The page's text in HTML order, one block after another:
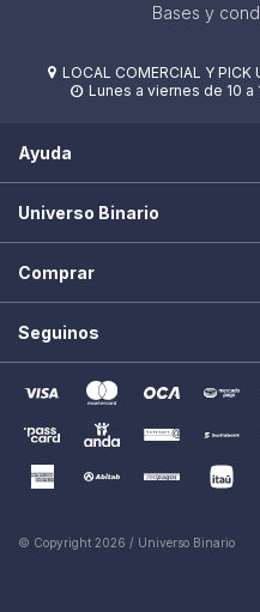
Bases y
 LOCAL COMERCIAL Y
 Lunes a viernes de 10 a
Ayuda
Universo Binario
Comprar
Seguinos
© Copyright 2026 / Universo Binario